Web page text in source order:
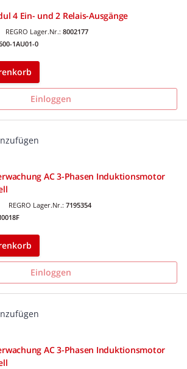
4 Ein- und 2 Relais-Ausgänge
REGRO Lager.Nr.: 8002177
1AU01-0
Einloggen
AC 3-Phasen Induktionsmotor
REGRO Lager.Nr.: 7195354
Einloggen
AC 3-Phasen Induktionsmotor